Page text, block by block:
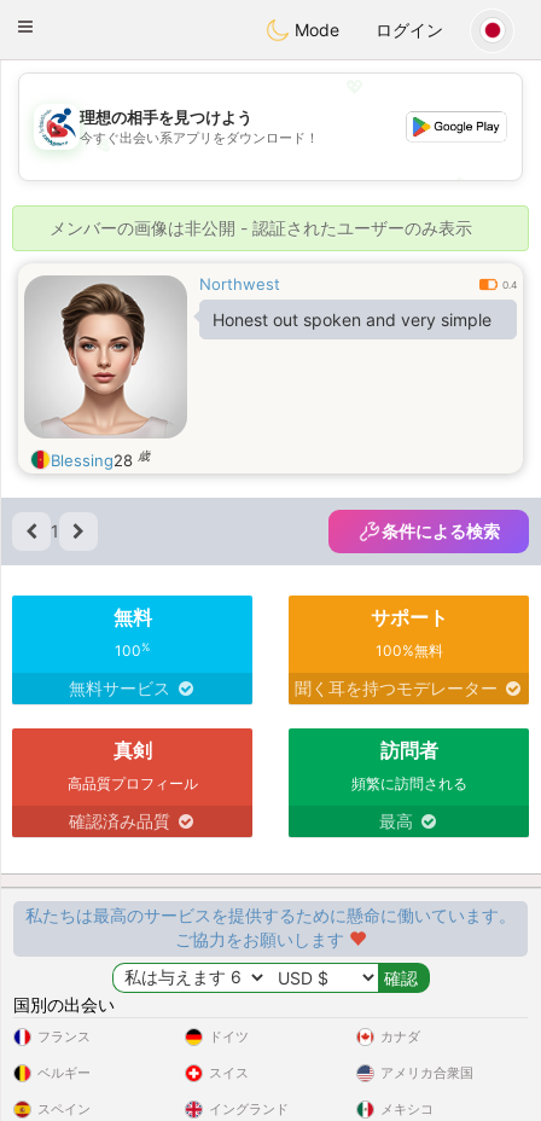
Handi Space
Toggle
Mode ログイン
💖
💕
💕
理想の相手を見つけよう
今すぐ出会い系アプリをダウンロード！
メンバーの画像は非公開 - 認証されたユーザーのみ表示
Northwest 0.4
Honest out spoken and very simple
Blessing28 歳
1 条件による検索
無料
100%
無料サービス
サポート
100%無料
聞く耳を持つモデレーター
真剣
高品質プロフィール
確認済み品質
訪問者
頻繁に訪問される
最高
私たちは最高のサービスを提供するために懸命に働いています。
ご協力をお願いします
国別の出会い
フランス
ベルギー
スペイン
ドイツ
スイス
イングランド
カナダ
アメリカ合衆国
メキシコ